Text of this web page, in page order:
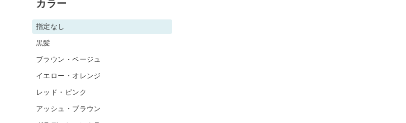
カラー
指定なし
黒髪
ブラウン・ベージュ
イエロー・オレンジ
レッド・ピンク
アッシュ・ブラウン